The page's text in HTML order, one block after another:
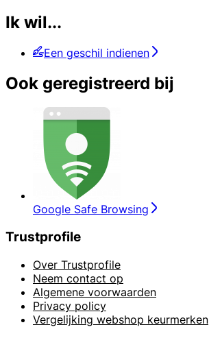
Ik wil...
Een geschil indienen
Ook geregistreerd bij
Google Safe Browsing
Trustprofile
Over Trustprofile
Neem contact op
Algemene voorwaarden
Privacy policy
Vergelijking webshop keurmerken